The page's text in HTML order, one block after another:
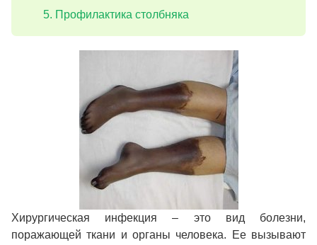
Профилактика столбняка
Хирургическая инфекция – это вид болезни,
поражающей ткани и органы человека. Ее вызывают